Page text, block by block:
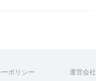
ポリシー 運営会社